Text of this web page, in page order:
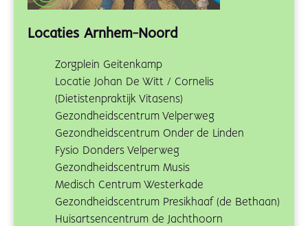
Locaties Arnhem-Noord
Zorgplein Geitenkamp
Locatie Johan De Witt / Cornelis
(Dietistenpraktijk Vitasens)
Gezondheidscentrum Velperweg
Gezondheidscentrum Onder de Linden
Fysio Donders Velperweg
Gezondheidscentrum Musis
Medisch Centrum Westerkade
Gezondheidscentrum Presikhaaf (de Bethaan)
Huisartsencentrum de Jachthoorn